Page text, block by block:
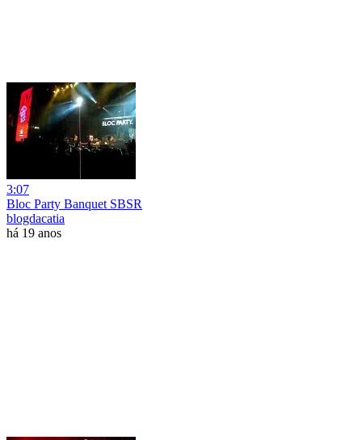
3:07
Bloc Party Banquet SBSR
blogdacatia
há 19 anos